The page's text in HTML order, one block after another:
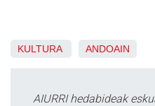
KULTURA ANDOAIN
AIURRI hedabideak